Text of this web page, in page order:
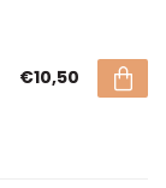
€10,50